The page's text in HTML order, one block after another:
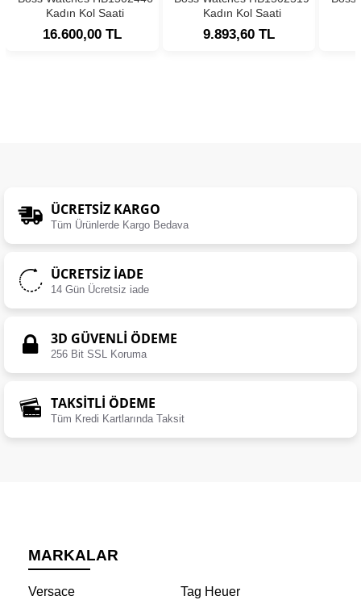
Kadın Kol Saati
16.600,00 TL
Kadın Kol Saati
9.893,60 TL
ÜCRETSIZ KARGO
Tüm Ürünlerde Kargo Bedava
ÜCRETSIZ İADE
14 Gün Ücretsiz iade
3D GÜVENLİ ÖDEME
256 Bit SSL Koruma
TAKSİTLİ ÖDEME
Tüm Kredi Kartlarında Taksit
MARKALAR
Versace
Tag Heuer